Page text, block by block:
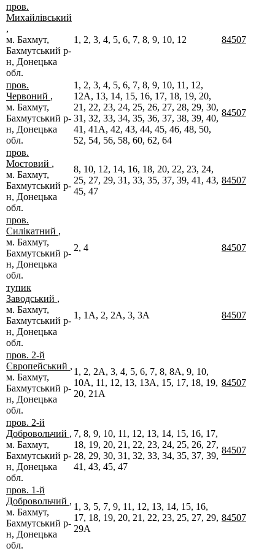
пров.
Михайлівський
,
м. Бахмут,
Бахмутський р-
н, Донецька
обл.
1, 2, 3, 4, 5, 6, 7, 8, 9, 10, 12 84507
пров.
Червоний ,
м. Бахмут,
Бахмутський р-
н, Донецька
обл.
1, 2, 3, 4, 5, 6, 7, 8, 9, 10, 11, 12,
12А, 13, 14, 15, 16, 17, 18, 19, 20,
21, 22, 23, 24, 25, 26, 27, 28, 29, 30,
31, 32, 33, 34, 35, 36, 37, 38, 39, 40,
41, 41А, 42, 43, 44, 45, 46, 48, 50,
52, 54, 56, 58, 60, 62, 64
84507
пров.
Мостовий ,
м. Бахмут,
Бахмутський р-
н, Донецька
обл.
8, 10, 12, 14, 16, 18, 20, 22, 23, 24,
25, 27, 29, 31, 33, 35, 37, 39, 41, 43,
45, 47
84507
пров.
Силікатний ,
м. Бахмут,
Бахмутський р-
н, Донецька
обл.
2, 4 84507
тупик
Заводський ,
м. Бахмут,
Бахмутський р-
н, Донецька
обл.
1, 1А, 2, 2А, 3, 3А 84507
пров. 2-й
Європейський ,
м. Бахмут,
Бахмутський р-
н, Донецька
обл.
1, 2, 2А, 3, 4, 5, 6, 7, 8, 8А, 9, 10,
10А, 11, 12, 13, 13А, 15, 17, 18, 19,
20, 21А
84507
пров. 2-й
Добровольчий ,
м. Бахмут,
Бахмутський р-
н, Донецька
обл.
7, 8, 9, 10, 11, 12, 13, 14, 15, 16, 17,
18, 19, 20, 21, 22, 23, 24, 25, 26, 27,
28, 29, 30, 31, 32, 33, 34, 35, 37, 39,
41, 43, 45, 47
84507
пров. 1-й
Добровольчий ,
м. Бахмут,
Бахмутський р-
н, Донецька
обл.
1, 3, 5, 7, 9, 11, 12, 13, 14, 15, 16,
17, 18, 19, 20, 21, 22, 23, 25, 27, 29,
29А
84507